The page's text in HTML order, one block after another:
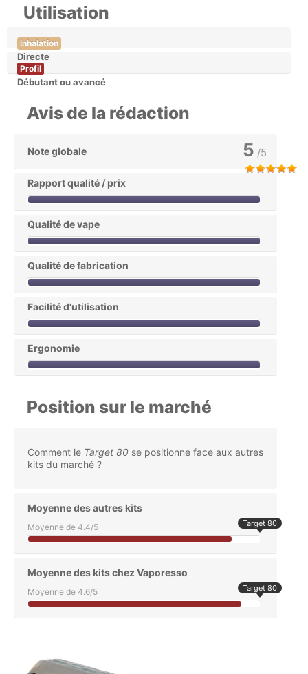
Utilisation
Inhalation
Directe
Profil
Débutant ou avancé
Avis de la rédaction
Note globale 5 /5
Rapport qualité / prix
Qualité de vape
Qualité de fabrication
Facilité d'utilisation
Ergonomie
Position sur le marché
Comment le Target 80 se positionne face aux autres
kits du marché ?
Moyenne des autres kits
Moyenne de 4.4/5 Target 80
Moyenne des kits chez Vaporesso
Moyenne de 4.6/5 Target 80